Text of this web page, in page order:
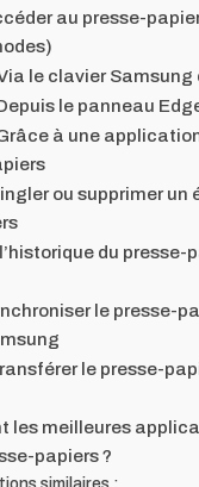
au presse-
le clavier Samsung
le panneau
à une
ou supprimer un
du presse-
le presse-
le presse-
les meilleures
papiers ?